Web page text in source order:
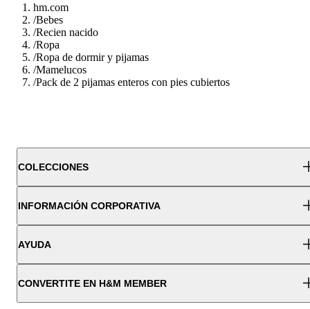
hm.com
/Bebes
/Recien nacido
/Ropa
/Ropa de dormir y pijamas
/Mamelucos
/Pack de 2 pijamas enteros con pies cubiertos
COLECCIONES
INFORMACIÓN CORPORATIVA
AYUDA
CONVERTITE EN H&M MEMBER